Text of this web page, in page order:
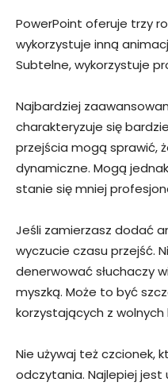
PowerPoint oferuje trzy
wykorzystuje inną
Subtelne, wykorzystuje
Najbardziej
charakteryzuje się
przejścia mogą sprawić,
dynamiczne. Mogą
stanie się mniej
Jeśli zamierzasz dodać
wyczucie czasu przejść.
denerwować słuchaczy
myszką. Może to być
korzystających z
Nie używaj też czcionek,
odczytania. Najlepiej jest